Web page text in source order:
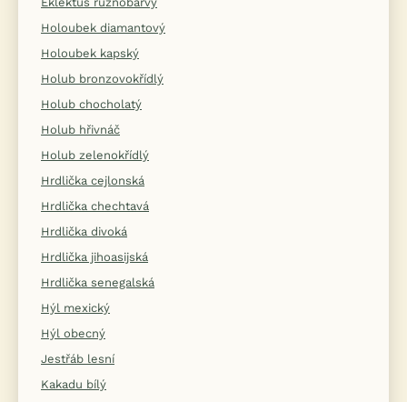
Holoubek diamantový
Holoubek kapský
Holub bronzovokřídlý
Holub chocholatý
Holub hřivnáč
Holub zelenokřídlý
Hrdlička cejlonská
Hrdlička chechtavá
Hrdlička divoká
Hrdlička jihoasijská
Hrdlička senegalská
Hýl mexický
Hýl obecný
Jestřáb lesní
Kakadu bílý